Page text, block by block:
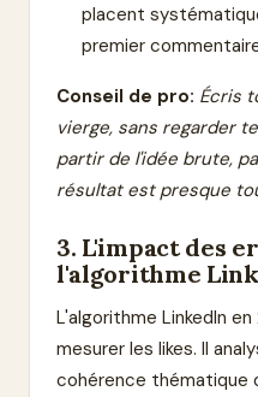
placent
premier
Conseil de pro: Écris
vierge, sans regarder
partir de l'idée brute,
résultat est presque
3. L'impact des
l'algorithme
L'algorithme LinkedIn
mesurer les likes. Il
cohérence thématique